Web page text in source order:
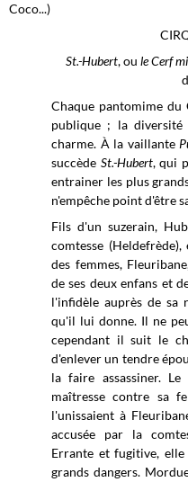
Coco...)
St.-Hubert, ou le Cerf
Chaque pantomime
publique ; la diversité
charme. À la vaillante
succède St.-Hubert, qui
entrainer les plus
n'empêche point d'être
Fils d'un suzerain,
comtesse
des femmes,
de ses deux enfans et
l'infidèle auprès de sa
qu'il lui donne. Il ne
cependant il suit le
d'enlever un tendre
la faire assassiner.
maîtresse contre sa
l'unissaient à
accusée par la
Errante et fugitive,
grands dangers.